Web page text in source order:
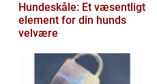
Hundeskåle: Et væsentligt
element for din hunds
velvære